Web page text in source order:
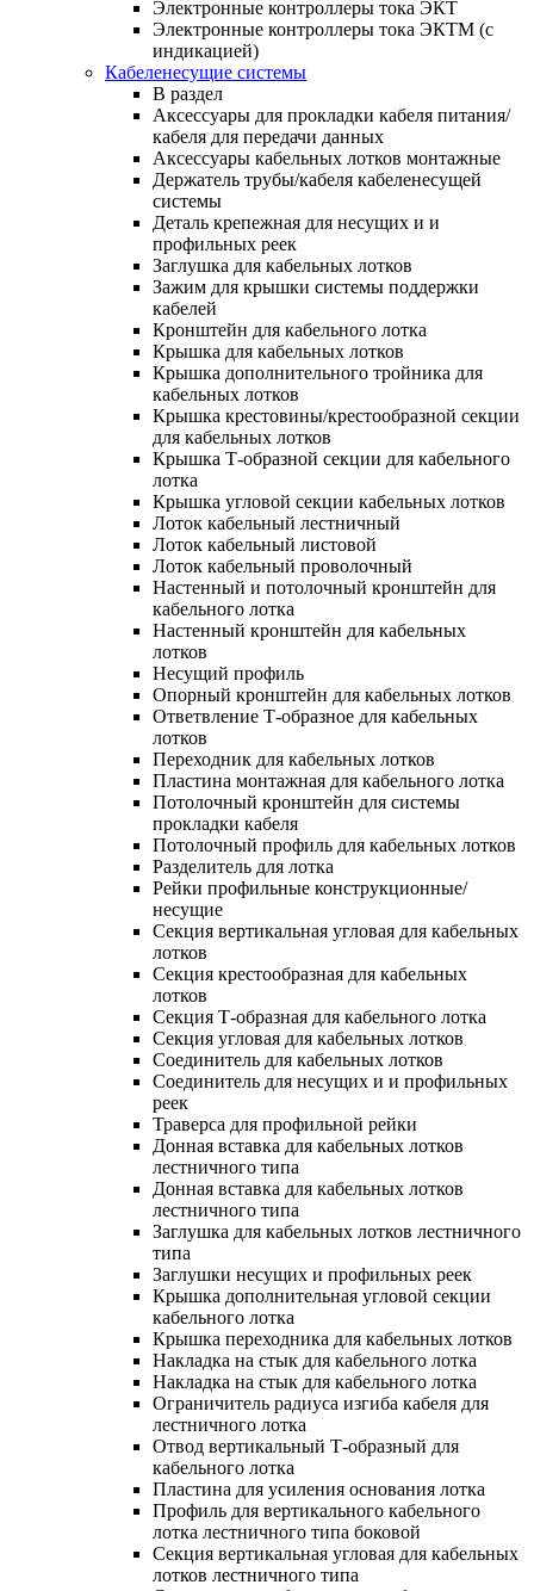
Электронные контроллеры тока ЭКТ
Электронные контроллеры тока ЭКТМ (с
индикацией)
Кабеленесущие системы
В раздел
Аксессуары для прокладки кабеля питания/
кабеля для передачи данных
Аксессуары кабельных лотков монтажные
Держатель трубы/кабеля кабеленесущей
системы
Деталь крепежная для несущих и и
профильных реек
Заглушка для кабельных лотков
Зажим для крышки системы поддержки
кабелей
Кронштейн для кабельного лотка
Крышка для кабельных лотков
Крышка дополнительного тройника для
кабельных лотков
Крышка крестовины/крестообразной секции
для кабельных лотков
Крышка Т-образной секции для кабельного
лотка
Крышка угловой секции кабельных лотков
Лоток кабельный лестничный
Лоток кабельный листовой
Лоток кабельный проволочный
Настенный и потолочный кронштейн для
кабельного лотка
Настенный кронштейн для кабельных
лотков
Несущий профиль
Опорный кронштейн для кабельных лотков
Ответвление Т-образное для кабельных
лотков
Переходник для кабельных лотков
Пластина монтажная для кабельного лотка
Потолочный кронштейн для системы
прокладки кабеля
Потолочный профиль для кабельных лотков
Разделитель для лотка
Рейки профильные конструкционные/
несущие
Секция вертикальная угловая для кабельных
лотков
Секция крестообразная для кабельных
лотков
Секция Т-образная для кабельного лотка
Секция угловая для кабельных лотков
Соединитель для кабельных лотков
Соединитель для несущих и и профильных
реек
Траверса для профильной рейки
Донная вставка для кабельных лотков
лестничного типа
Донная вставка для кабельных лотков
лестничного типа
Заглушка для кабельных лотков лестничного
типа
Заглушки несущих и профильных реек
Крышка дополнительная угловой секции
кабельного лотка
Крышка переходника для кабельных лотков
Накладка на стык для кабельного лотка
Накладка на стык для кабельного лотка
Ограничитель радиуса изгиба кабеля для
лестничного лотка
Отвод вертикальный Т-образный для
кабельного лотка
Пластина для усиления основания лотка
Профиль для вертикального кабельного
лотка лестничного типа боковой
Секция вертикальная угловая для кабельных
лотков лестничного типа